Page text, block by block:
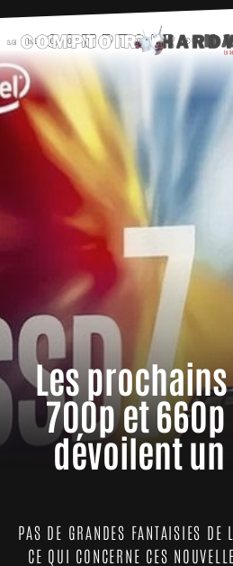
Les prochains
700p et
dévoilent
PAS DE GRANDES FANTAISIES DE
CE QUI CONCERNE CES